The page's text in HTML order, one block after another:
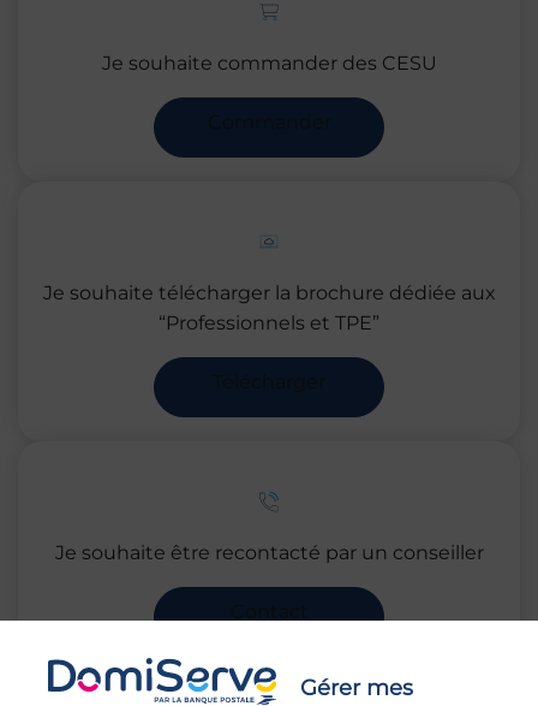
Je souhaite commander des CESU
Je souhaite télécharger la brochure dédiée aux
“Professionnels et TPE”
Je souhaite être recontacté par un conseiller
Gérer mes